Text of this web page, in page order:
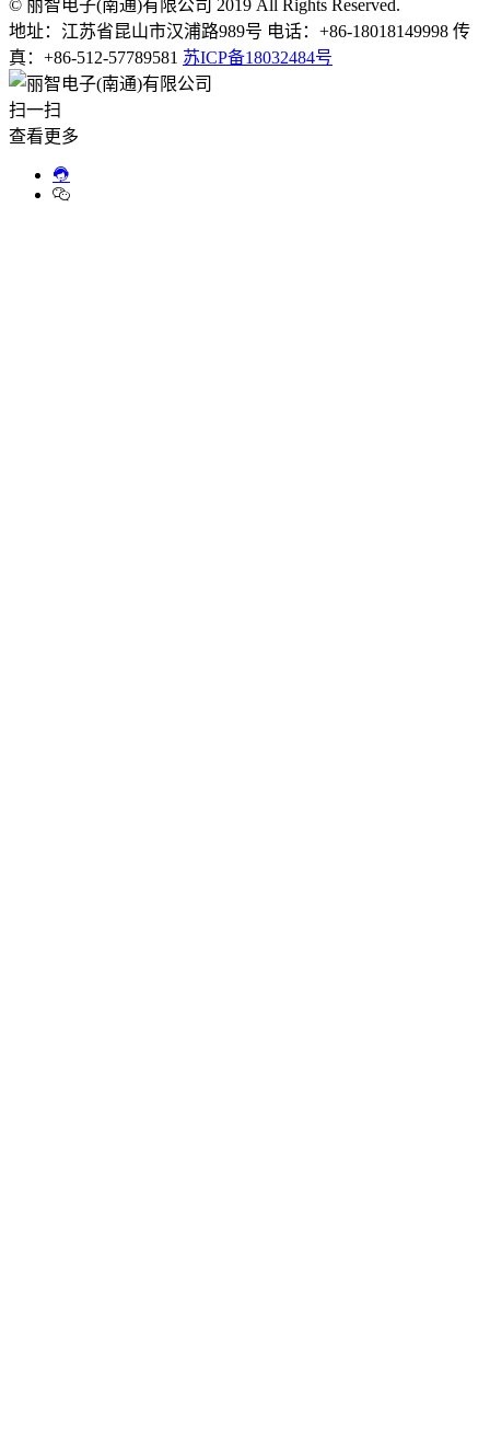
© 丽智电子(南通)有限公司 2019 All Rights Reserved.
地址：江苏省昆山市汉浦路989号 电话：+86-18018149998 传
真：+86-512-57789581 苏ICP备18032484号
扫一扫
查看更多